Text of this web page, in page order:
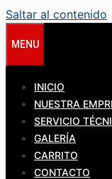
Saltar al contenido
MENU
INICIO
NUESTRA
SERVICIO
GALERÍA
CARRITO
CONTACTO